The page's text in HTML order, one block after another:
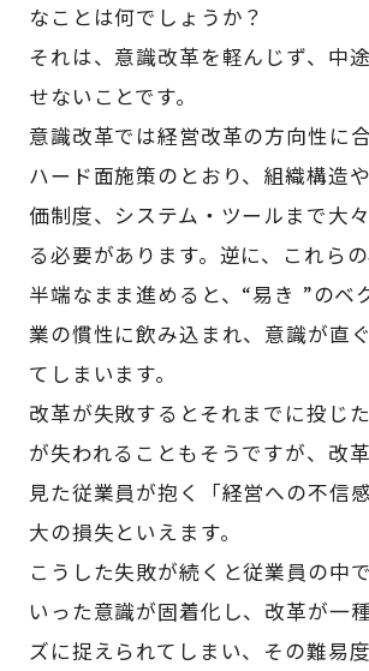
なことは何でしょうか？
それは、意識改革を軽んじず、中
せないことです。
意識改革では経営改革の方向性に
ハード面施策のとおり、組織構造
価制度、システム・ツールまで大
る必要があります。逆に、これら
半端なまま進めると、“易き ”のベ
業の慣性に飲み込まれ、意識が直
てしまいます。
改革が失敗するとそれまでに投じ
が失われることもそうですが、改
見た従業員が抱く「経営への不信
大の損失といえます。
こうした失敗が続くと従業員の中
いった意識が固着化し、改革が一
ズに捉えられてしまい、その難易